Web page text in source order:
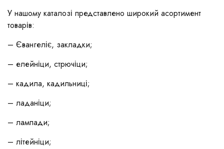
У нашому каталозі представлено широкий асортимент
товарів:
– Євангеліє, закладки;
– елейніци, стрючіци;
– кадила, кадильниці;
– ладаніци;
– лампади;
– літейніци;